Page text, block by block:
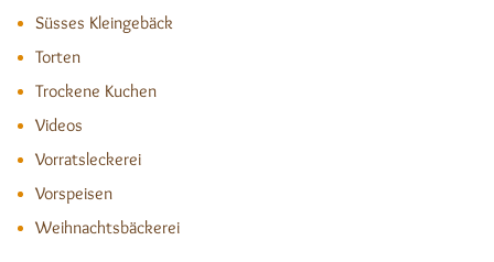
Süsses Kleingebäck
Torten
Trockene Kuchen
Videos
Vorratsleckerei
Vorspeisen
Weihnachtsbäckerei